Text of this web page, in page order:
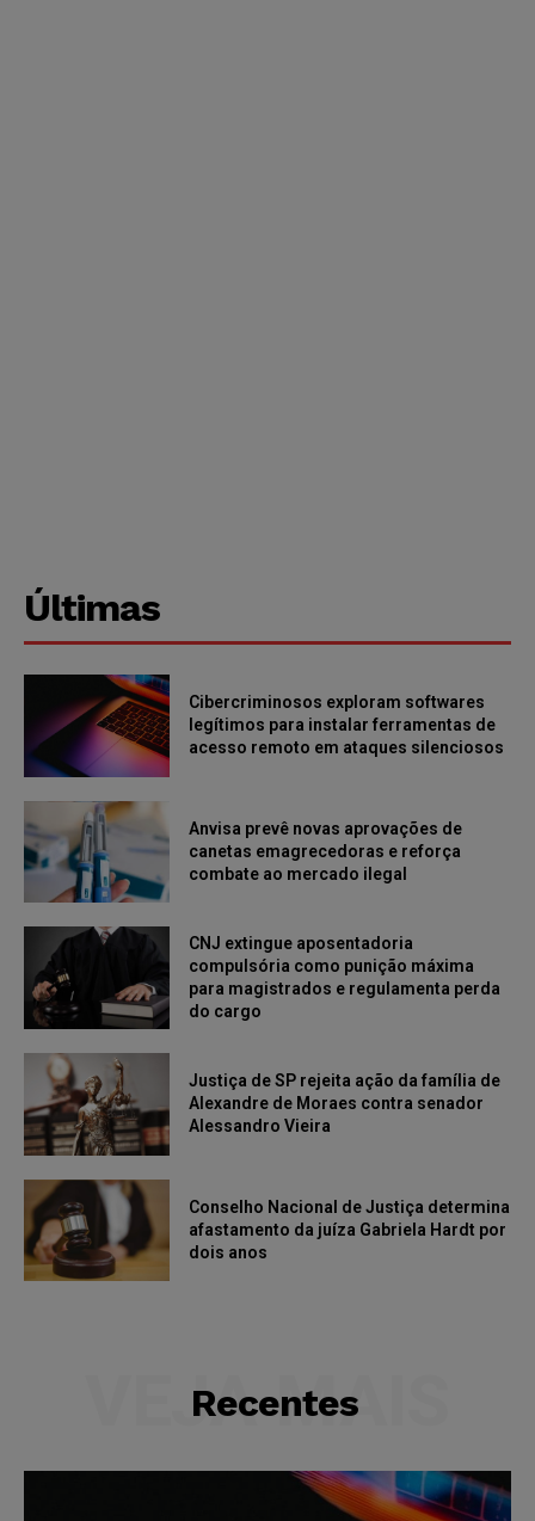
Últimas
Cibercriminosos exploram softwares
legítimos para instalar ferramentas de
acesso remoto em ataques silenciosos
Anvisa prevê novas aprovações de
canetas emagrecedoras e reforça
combate ao mercado ilegal
CNJ extingue aposentadoria
compulsória como punição máxima
para magistrados e regulamenta perda
do cargo
Justiça de SP rejeita ação da família de
Alexandre de Moraes contra senador
Alessandro Vieira
Conselho Nacional de Justiça determina
afastamento da juíza Gabriela Hardt por
dois anos
Recentes
VEJA MAIS